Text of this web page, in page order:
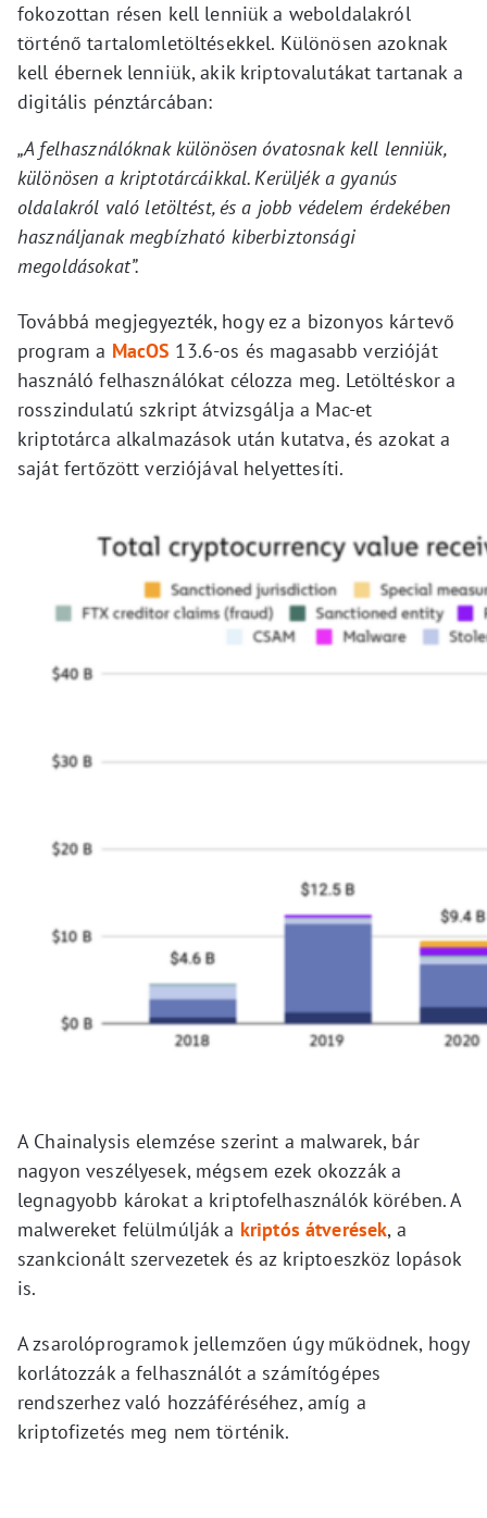
fokozottan résen kell lenniük a weboldalakról
történő tartalomletöltésekkel. Különösen azoknak
kell ébernek lenniük, akik kriptovalutákat tartanak a
digitális pénztárcában:
„A felhasználóknak különösen óvatosnak kell lenniük,
különösen a kriptotárcáikkal. Kerüljék a gyanús
oldalakról való letöltést, és a jobb védelem érdekében
használjanak megbízható kiberbiztonsági
megoldásokat”.
Továbbá megjegyezték, hogy ez a bizonyos kártevő
program a MacOS 13.6-os és magasabb verzióját
használó felhasználókat célozza meg. Letöltéskor a
rosszindulatú szkript átvizsgálja a Mac-et
kriptotárca alkalmazások után kutatva, és azokat a
saját fertőzött verziójával helyettesíti.
A Chainalysis elemzése szerint a malwarek, bár
nagyon veszélyesek, mégsem ezek okozzák a
legnagyobb károkat a kriptofelhasználók körében. A
malwereket felülmúlják a kriptós átverések, a
szankcionált szervezetek és az kriptoeszköz lopások
is.
A zsarolóprogramok jellemzően úgy működnek, hogy
korlátozzák a felhasználót a számítógépes
rendszerhez való hozzáféréséhez, amíg a
kriptofizetés meg nem történik.